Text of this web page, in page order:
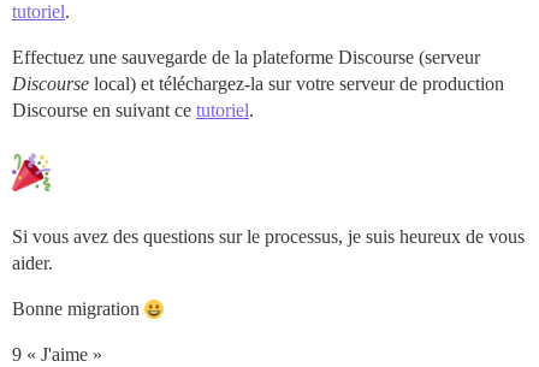
tutoriel.
Effectuez une sauvegarde de la plateforme Discourse (serveur
Discourse local) et téléchargez-la sur votre serveur de production
Discourse en suivant ce tutoriel.
Si vous avez des questions sur le processus, je suis heureux de vous
aider.
Bonne migration
9 « J'aime »